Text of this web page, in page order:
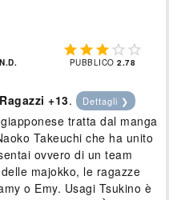
N.D.
    
PUBBLICO2.78
Ragazzi +13. Dettagli ❯
tratta dal manga
Takeuchi che ha unito
ovvero di un team
majokko, le ragazze
o Emy. Usagi Tsukino è